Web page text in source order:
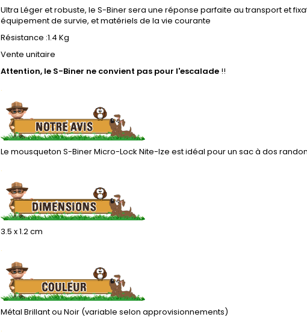
Ultra Léger et robuste, le S-Biner sera une réponse parfaite au transport et
équipement de survie, et matériels de la vie courante
Résistance :1.4 Kg
Vente unitaire
Attention, le S-Biner ne convient pas pour l'escalade !!
.
Le mousqueton S-Biner Micro-Lock Nite-Ize est idéal pour un sac à dos
.
3.5 x 1.2 cm
.
Métal Brillant ou Noir (variable selon approvisionnements)
.